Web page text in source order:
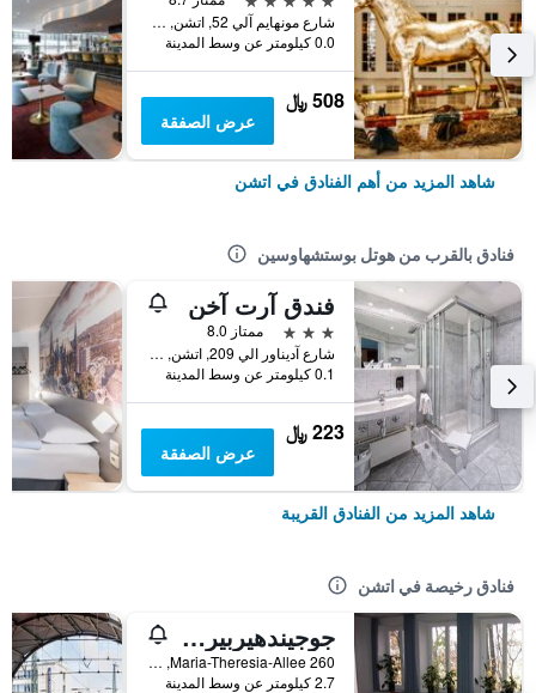
شارع مونهايم آلي 52, اتشن, ولاية شمال الراين وستفاليا, ألمانيا
0.0 كيلومتر عن وسط المدينة
508 ﷼
عرض الصفقة
شاهد المزيد من أهم الفنادق في اتشن
فنادق بالقرب من هوتل بوستشهاوسين
فندق آرت آخن
3 نجوم
ممتاز 8.0
شارع آديناور الي 209, اتشن, ولاية شمال الراين وستفاليا, ألمانيا
0.1 كيلومتر عن وسط المدينة
223 ﷼
عرض الصفقة
شاهد المزيد من الفنادق القريبة
فنادق رخيصة في اتشن
جوجيندهيربيرج آاتشين - ميمبيرشيب ريكيريد
Maria-Theresia-Allee 260, اتشن, ولاية شمال الراين وستفاليا, ألمانيا
2.7 كيلومتر عن وسط المدينة